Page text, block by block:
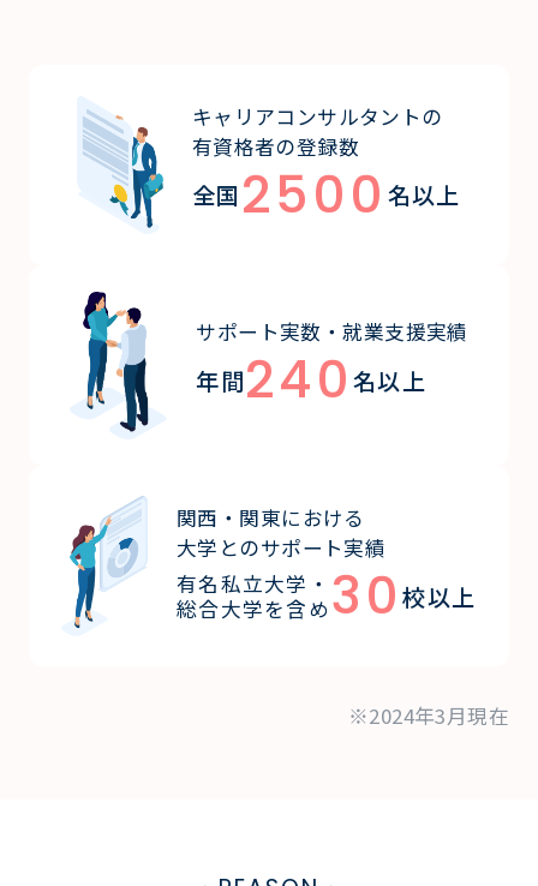
キャリアコンサルタントの
有資格者の登録数
全国 2500 名以上
サポート実数・就業支援実績
年間240 名以上
関西・関東における
大学とのサポート実績
有名私立大学・
総合大学を含め30校以上
※2024年3月現在